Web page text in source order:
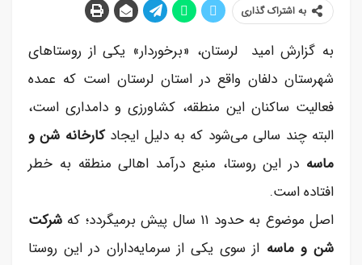
به اشتراک گذاری
به گزارش امید لرستان، «برخوردار» یکی از روستا‌های
شهرستان دلفان واقع در استان لرستان است که عمده
فعالیت ساکنان این منطقه، کشاورزی و دامداری است،
البته چند سالی می‌شود که به دلیل ایجادکارخانه شن و
ماسه در این روستا، منبع درآمد اهالی منطقه به خطر
افتاده است.
اصل موضوع به حدود ۱۱ سال پیش برمیگردد؛ که
شرکت
شن و ماسه از سوی یکی از سرمایه‌داران در این روستا